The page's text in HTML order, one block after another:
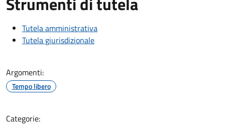
Tutela amministrativa
Tutela giurisdizionale
Argomenti:
Tempo libero
Categorie: